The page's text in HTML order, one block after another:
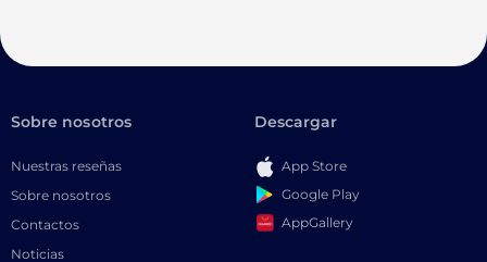
Sobre nosotros
Nuestras reseñas
Sobre nosotros
Contactos
Noticias
Descargar
App Store
Google Play
AppGallery